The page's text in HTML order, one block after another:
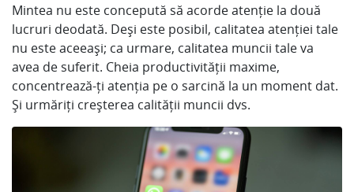
Mintea nu este concepută să acorde atenție la două
lucruri deodată. Deși este posibil, calitatea atenției tale
nu este aceeași; ca urmare, calitatea muncii tale va
avea de suferit. Cheia productivității maxime,
concentrează-ți atenția pe o sarcină la un moment dat.
Și urmăriți creșterea calității muncii dvs.